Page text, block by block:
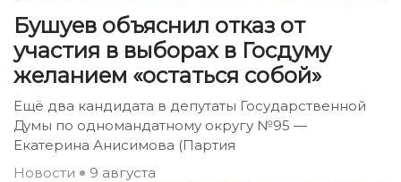
Бушуев объяснил отказ от
участия в выборах в Госдуму
желанием «остаться собой»
Ещё два кандидата в депутаты Государственной
Думы по одномандатному округу №95 —
Екатерина Анисимова (Партия
Новости
9 августа